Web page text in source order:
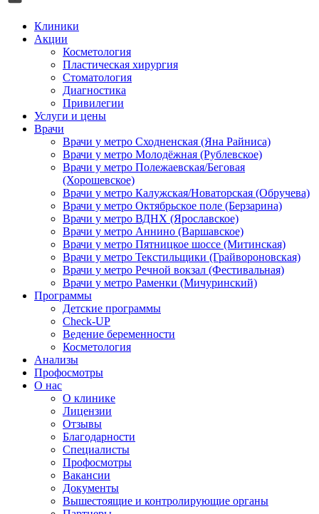
Клиники
Акции
Косметология
Пластическая хирургия
Стоматология
Диагностика
Привилегии
Услуги и цены
Врачи
Врачи у метро Сходненская (Яна Райниса)
Врачи у метро Молодёжная (Рублевское)
Врачи у метро Полежаевская/Беговая
(Хорошевское)
Врачи у метро Калужская/Новаторская (Обручева)
Врачи у метро Октябрьское поле (Берзарина)
Врачи у метро ВДНХ (Ярославское)
Врачи у метро Аннино (Варшавское)
Врачи у метро Пятницкое шоссе (Митинская)
Врачи у метро Текстильщики (Грайвороновская)
Врачи у метро Речной вокзал (Фестивальная)
Врачи у метро Раменки (Мичуринский)
Программы
Детские программы
Check-UP
Ведение беременности
Косметология
Анализы
Профосмотры
О нас
О клинике
Лицензии
Отзывы
Благодарности
Специалисты
Профосмотры
Вакансии
Документы
Вышестоящие и контролирующие органы